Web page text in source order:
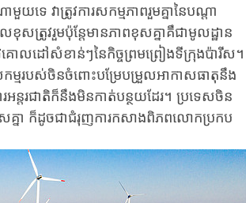
េ​ វា​ត្រូវ​ការ​សកម្មភាពរួមគ្នានៃ​បណ្តា​
រូវរួម​ប៉ុន្តែមាន​ភាព​ខុសគ្នាគឹ​ជា​មូលដ្ឋាន​
គោលដៅ​សំខាន់ៗ​នៃ​កិច្ច​ព្រមព្រៀងទីក្រុងប៉ារីស​។
ម​រប​ស់​ចិន​ចំពោះបម្រែ​បម្រួល​អាកាសធាតុនឹង
ន្តរជាតិក៏​នឹងមិនកាត់​បន្ថយ​ដែរ។ ប្រទេស​ចិន​
សគ្នា ក៏​ដូចជា​ជំរុញ​ការ​កសាងពិភពលោក​ប្រកប​